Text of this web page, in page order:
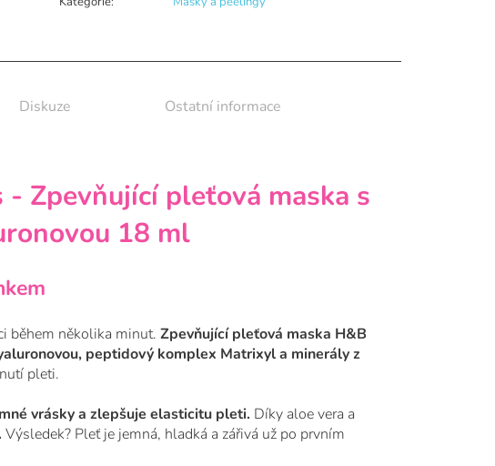
Diskuze Ostatní informace
Zpevňující pleťová maska s
18 ml
během několika minut. Zpevňující pleťová maska H&B
peptidový komplex Matrixyl a minerály z
pleti.
vrásky a zlepšuje elasticitu pleti. Díky aloe vera a
Výsledek? Pleť je jemná, hladká a zářivá už po prvním